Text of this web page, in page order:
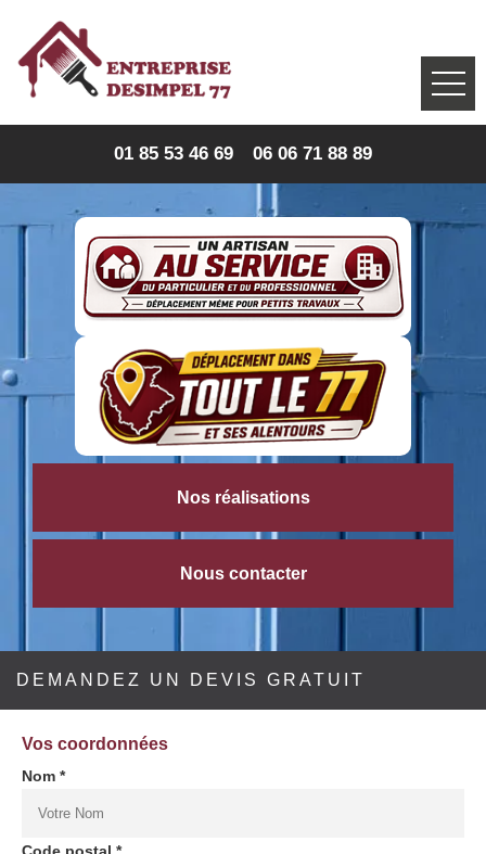
01 85 53 46 69 06 06 71 88 89
Nos réalisations
Nous contacter
DEMANDEZ UN DEVIS GRATUIT
Vos coordonnées
Nom *